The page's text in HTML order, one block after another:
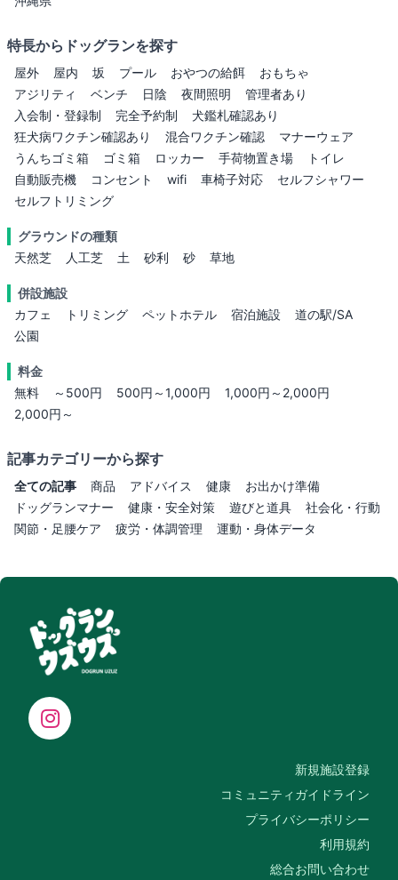
特長からドッグランを探す
屋外 屋内 坂 プール おやつの給餌
おもちゃ
アジリティ
ベンチ 日陰 夜間照明
管理者あり
入会制・登録制
完全予約制
犬鑑札確認あり
狂犬病ワクチン確認あり
混合ワクチン確認
マナーウェア
うんちゴミ箱
ゴミ箱 ロッカー 手荷物置き場
トイレ
自動販売機
コンセント wifi 車椅子対応
セルフシャワー
セルフトリミング
グラウンドの種類
天然芝
人工芝 土 砂利 砂 草地
併設施設
カフェ
トリミング ペットホテル 宿泊施設
道の駅/SA
公園
料金
無料
～500円 500円～1,000円
1,000円～2,000円
2,000円～
記事カテゴリーから探す
全ての記事 商品 アドバイス 健康
お出かけ準備
ドッグランマナー
健康・安全対策 遊びと道具
社会化・行動
関節・足腰ケア
疲労・体調管理 運動・身体データ
新規施設登録
コミュニティガイドライン
プライバシーポリシー
利用規約
総合お問い合わせ